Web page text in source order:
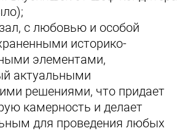
с любовью и особой
историко-
элементами,
актуальными
решениями, что придает
камерность и делает
для проведения любых